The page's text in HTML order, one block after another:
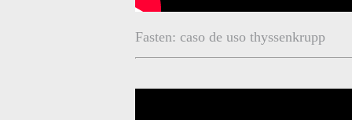
Fasten: caso de uso thyssenkrupp